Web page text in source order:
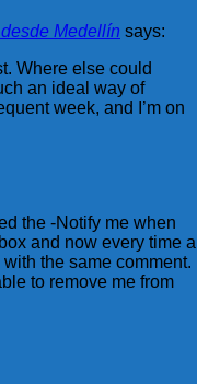
Medellín says:
Where else could
an ideal way of
week, and I’m on
the -Notify me when
and now every time a
the same comment.
to remove me from